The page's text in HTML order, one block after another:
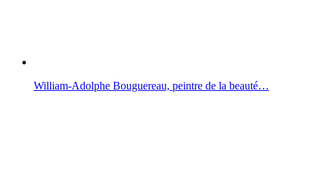
William-Adolphe Bouguereau, peintre de la beauté…